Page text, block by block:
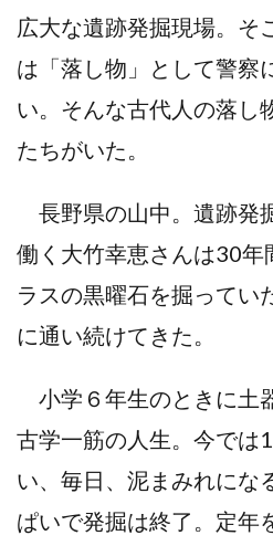
広大な遺跡発掘現場。そ
は「落し物」として警察
い。そんな古代人の落し
たちがいた。
長野県の山中。遺跡発
働く大竹幸恵さんは30年
ラスの黒曜石を掘ってい
に通い続けてきた。
小学６年生のときに土
古学一筋の人生。今では
い、毎日、泥まみれにな
ぱいで発掘は終了。定年